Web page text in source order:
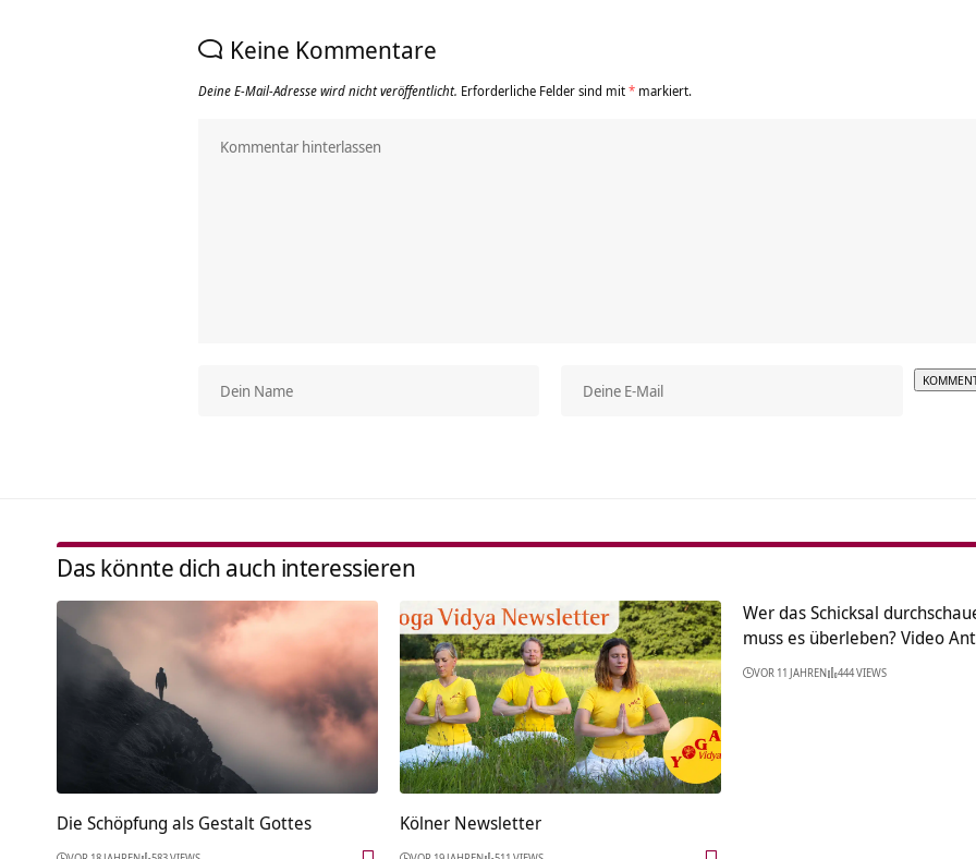
Keine Kommentare
Deine E-Mail-Adresse wird nicht veröffentlicht. Erforderliche Felder sind mit* markiert.
Das könnte dich auch interessieren
Die Schöpfung als Gestalt Gottes Kölner Newsletter
Wer das Schicksal
muss es überleben? Video
VOR 11 JAHREN 444 VIEWS